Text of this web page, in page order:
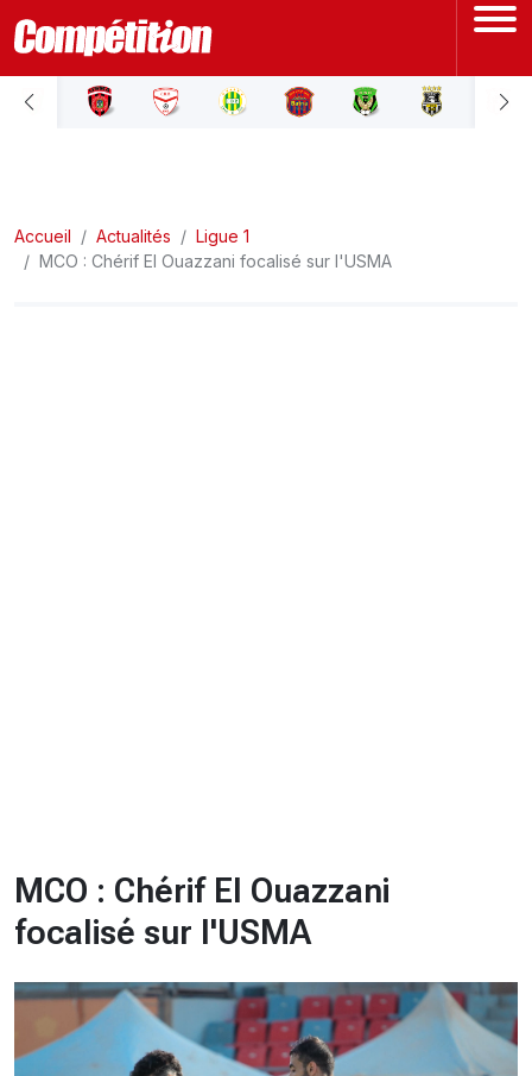
ACCUEIL
LIGUE 2
Accueil Actualités
Ligue 1
MCO : Chérif El Ouazzani focalisé sur l'USMA
MCO : Chérif El Ouazzani
focalisé sur l'USMA